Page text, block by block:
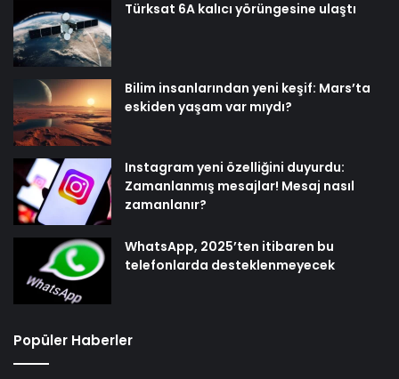
Türksat 6A kalıcı yörüngesine ulaştı
Bilim insanlarından yeni keşif: Mars’ta
eskiden yaşam var mıydı?
Instagram yeni özelliğini duyurdu:
Zamanlanmış mesajlar! Mesaj nasıl
zamanlanır?
WhatsApp, 2025’ten itibaren bu
telefonlarda desteklenmeyecek
Popüler Haberler